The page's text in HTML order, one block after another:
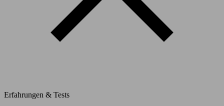
Erfahrungen & Tests